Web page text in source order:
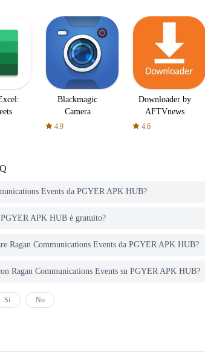
Blackmagic
Camera
4.9
Downloader by
AFTVnews
4.6
Events da PGYER APK HUB?
APK HUB è gratuito?
Ragan Communications Events da PGYER APK HUB?
Ragan Communications Events su PGYER APK HUB?
Sì No